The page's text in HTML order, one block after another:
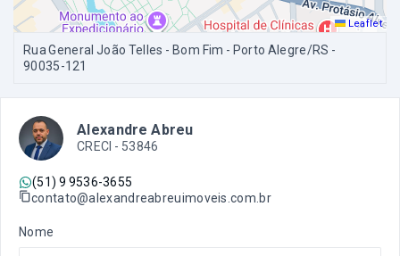
Leaflet
Rua General João Telles - Bom Fim - Porto Alegre/RS -
90035-121
Alexandre Abreu
CRECI - 53846
(51) 9 9536-3655
contato@alexandreabreuimoveis.com.br
Nome